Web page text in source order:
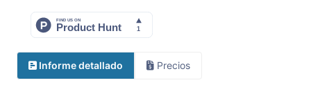
Informe detallado Precios